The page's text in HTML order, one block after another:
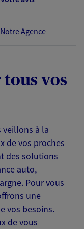
Notre Agence
tous vos
veillons à la
de vos proches
des solutions
auto,
Pour vous
une
vos besoins.
de vous